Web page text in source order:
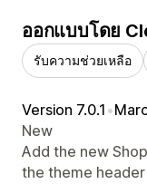
ออกแบบโดย
รับความช่วยเหลือ
Version 7.0.1 •
New
Add the new
the theme header